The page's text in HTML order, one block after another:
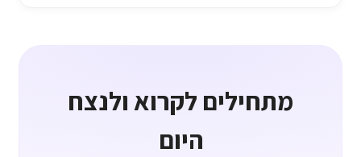
מתחילים לקרוא ולנצח
היום